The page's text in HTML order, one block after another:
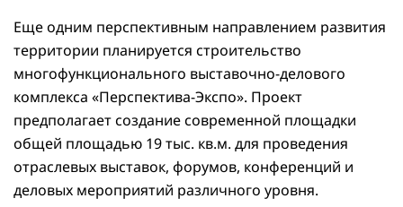
Еще одним перспективным направлением развития
территории планируется строительство
многофункционального выставочно-делового
комплекса «Перспектива-Экспо». Проект
предполагает создание современной площадки
общей площадью 19 тыс. кв.м. для проведения
отраслевых выставок, форумов, конференций и
деловых мероприятий различного уровня.